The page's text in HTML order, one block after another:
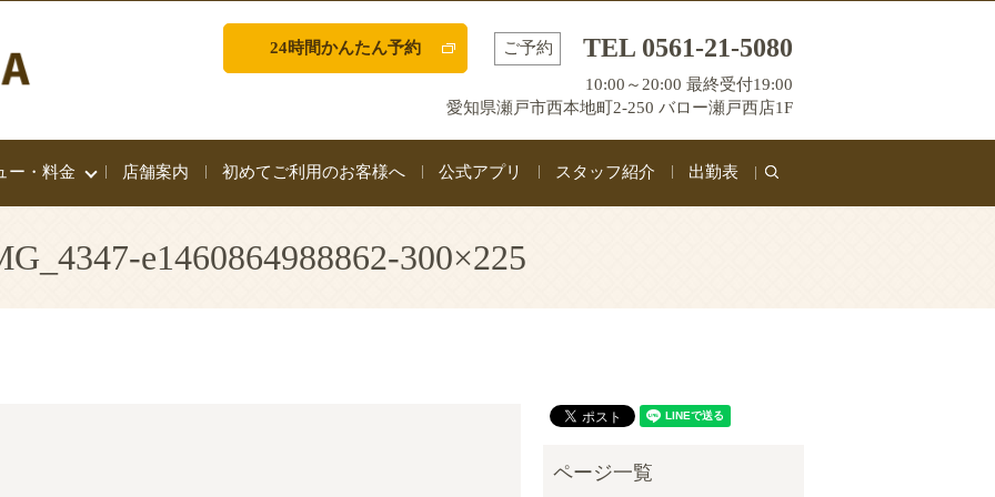
24時間かんたん予約 ご予約 TEL 0561-21-5080
10:00～20:00 最終受付19:00
愛知県瀬戸市西本地町2-250 バロー瀬戸西店1F
ー・料金 店舗案内 初めてご利用のお客様へ 公式アプリ スタッフ紹介 出勤表
search
e1460864988862-300×225